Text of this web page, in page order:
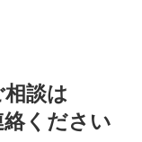
談は
ください